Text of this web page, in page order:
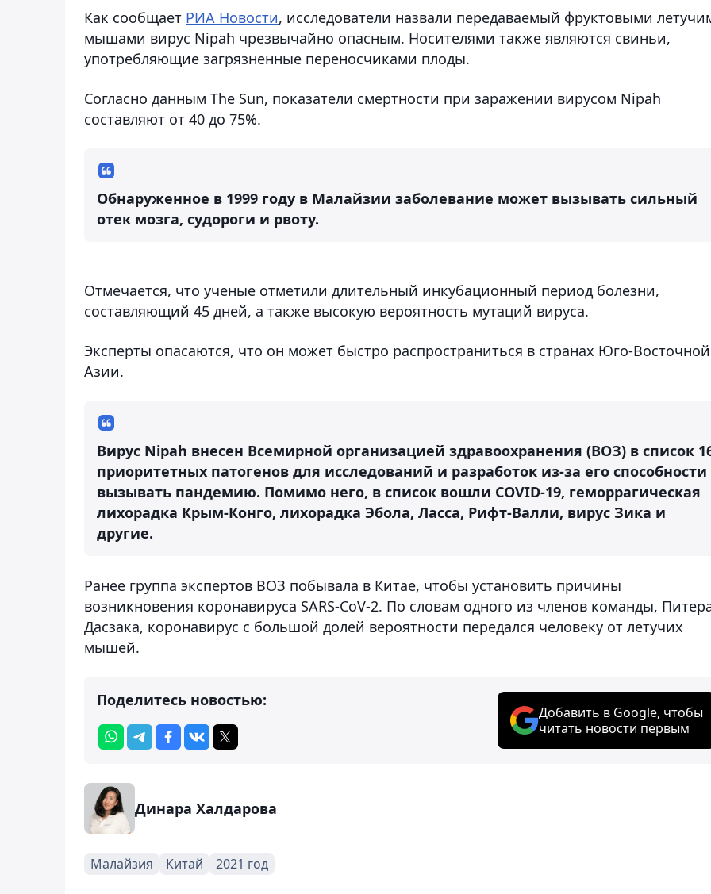
Как сообщает РИА Новости, исследователи назвали передаваемый фруктовыми
мышами вирус Nipah чрезвычайно опасным. Носителями также являются свиньи,
употребляющие загрязненные переносчиками плоды.
Согласно данным The Sun, показатели смертности при заражении вирусом Nipah
составляют от 40 до 75%.
Обнаруженное в 1999 году в Малайзии заболевание может вызывать сильный
отек мозга, судороги и рвоту.
Отмечается, что ученые отметили длительный инкубационный период болезни,
составляющий 45 дней, а также высокую вероятность мутаций вируса.
Эксперты опасаются, что он может быстро распространиться в странах Юго-Восточной
Азии.
Вирус Nipah внесен Всемирной организацией здравоохранения (ВОЗ) в список
приоритетных патогенов для исследований и разработок из-за его способности
вызывать пандемию. Помимо него, в список вошли COVID-19, геморрагическая
лихорадка Крым-Конго, лихорадка Эбола, Ласса, Рифт-Валли, вирус Зика и
другие.
Ранее группа экспертов ВОЗ побывала в Китае, чтобы установить причины
возникновения коронавируса SARS-CoV-2. По словам одного из членов команды,
Дасзака, коронавирус с большой долей вероятности передался человеку от летучих
мышей.
Поделитесь новостью:
Добавить в Google, чтобы
читать новости первым
Динара Халдарова
Малайзия Китай 2021 год